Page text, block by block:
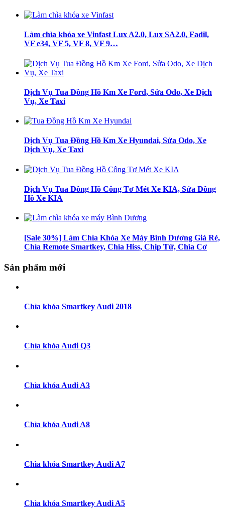
Làm chìa khóa xe Vinfast Lux A2.0, Lux SA2.0, Fadil,
VF e34, VF 5, VF 8, VF 9…
Dịch Vụ Tua Đồng Hồ Km Xe Ford, Sửa Odo, Xe Dịch
Vụ, Xe Taxi
Dịch Vụ Tua Đồng Hồ Km Xe Hyundai, Sửa Odo, Xe
Dịch Vụ, Xe Taxi
Dịch Vụ Tua Đồng Hồ Công Tơ Mét Xe KIA, Sửa Đồng
Hồ Xe KIA
[Sale 30%] Làm Chìa Khóa Xe Máy Bình Dương Giá Rẻ,
Chìa Remote Smartkey, Chìa Hiss, Chip Từ, Chìa Cơ
Sản phẩm mới
Chìa khóa Smartkey Audi 2018
Chìa khóa Audi Q3
Chìa khóa Audi A3
Chìa khóa Audi A8
Chìa khóa Smartkey Audi A7
Chìa khóa Smartkey Audi A5